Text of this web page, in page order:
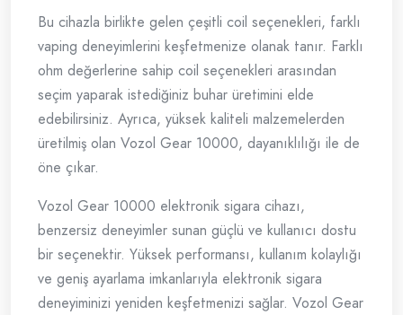
Bu cihazla birlikte gelen çeşitli coil seçenekleri, farklı
vaping deneyimlerini keşfetmenize olanak tanır. Farklı
ohm değerlerine sahip coil seçenekleri arasından
seçim yaparak istediğiniz buhar üretimini elde
edebilirsiniz. Ayrıca, yüksek kaliteli malzemelerden
üretilmiş olan Vozol Gear 10000, dayanıklılığı ile de
öne çıkar.
Vozol Gear 10000 elektronik sigara cihazı,
benzersiz deneyimler sunan güçlü ve kullanıcı dostu
bir seçenektir. Yüksek performansı, kullanım kolaylığı
ve geniş ayarlama imkanlarıyla elektronik sigara
deneyiminizi yeniden keşfetmenizi sağlar. Vozol Gear